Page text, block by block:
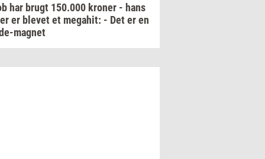
har brugt 150.000 kroner - hans
er blevet et megahit: - Det er en
magnet